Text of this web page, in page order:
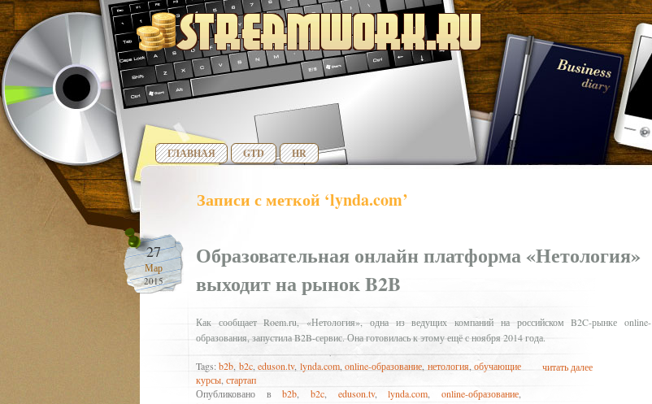
ГЛАВНАЯ GTD HR
Записи с меткой ‘lynda.com’
27
Мар
2015
Образовательная онлайн платформа «Нетология»
выходит на рынок B2B
Как сообщает Roem.ru, «Нетология», одна из ведущих компаний на российском B2C-рынке online-
образования, запустила B2B-сервис. Она готовилась к этому ещё с ноября 2014 года.
Tags:b2b b2c,eduson.tv, lynda.com,online-образование нетология,обучающие
курсы стартап
Опубликовано вb2b ,b2c eduson.tv,lynda.com ,online-образование
читать далее